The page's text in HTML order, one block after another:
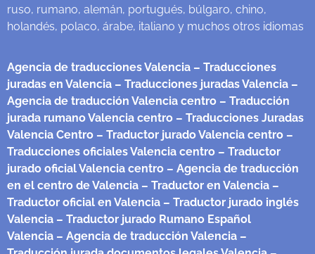
ruso, rumano, alemán, portugués, búlgaro, chino,
holandés, polaco, árabe, italiano y muchos otros idiomas
Agencia de traducciones Valencia – Traducciones
juradas en Valencia – Traducciones juradas Valencia –
Agencia de traducción Valencia centro – Traducción
jurada rumano Valencia centro – Traducciones Juradas
Valencia Centro – Traductor jurado Valencia centro –
Traducciones oficiales Valencia centro – Traductor
jurado oficial Valencia centro – Agencia de traducción
en el centro de Valencia – Traductor en Valencia –
Traductor oficial en Valencia – Traductor jurado inglés
Valencia – Traductor jurado Rumano Español
Valencia – Agencia de traducción Valencia –